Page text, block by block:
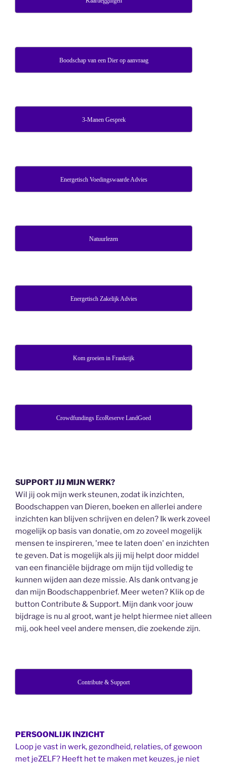
Boodschap van een Dier op aanvraag
3-Manen Gesprek
Energetisch Voedingswaarde Advies
Natuurlezen
Energetisch Zakelijk Advies
Kom groeien in Frankrijk
Crowdfundings EcoReserve LandGoed
SUPPORT JIJ MIJN WERK?
Wil jij ook mijn werk steunen, zodat ik inzichten,
Boodschappen van Dieren, boeken en allerlei andere
inzichten kan blijven schrijven en delen? Ik werk zoveel
mogelijk op basis van donatie, om zo zoveel mogelijk
mensen te inspireren, 'mee te laten doen' en inzichten
te geven. Dat is mogelijk als jij mij helpt door middel
van een financiële bijdrage om mijn tijd volledig te
kunnen wijden aan deze missie. Als dank ontvang je
dan mijn Boodschappenbrief. Meer weten? Klik op de
button Contribute & Support. Mijn dank voor jouw
bijdrage is nu al groot, want je helpt hiermee niet alleen
mij, ook heel veel andere mensen, die zoekende zijn.
Contribute & Support
PERSOONLIJK INZICHT
Loop je vast in werk, gezondheid, relaties, of gewoon
met jeZELF? Heeft het te maken met keuzes, je niet